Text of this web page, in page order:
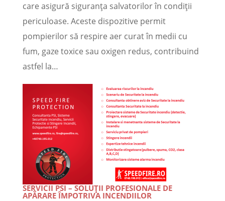
care asigură siguranța salvatorilor în condiții
periculoase. Aceste dispozitive permit
pompierilor să respire aer curat în medii cu
fum, gaze toxice sau oxigen redus, contribuind
astfel la…
SERVICII PSI – SOLUȚII PROFESIONALE DE
APĂRARE ÎMPOTRIVA INCENDIILOR